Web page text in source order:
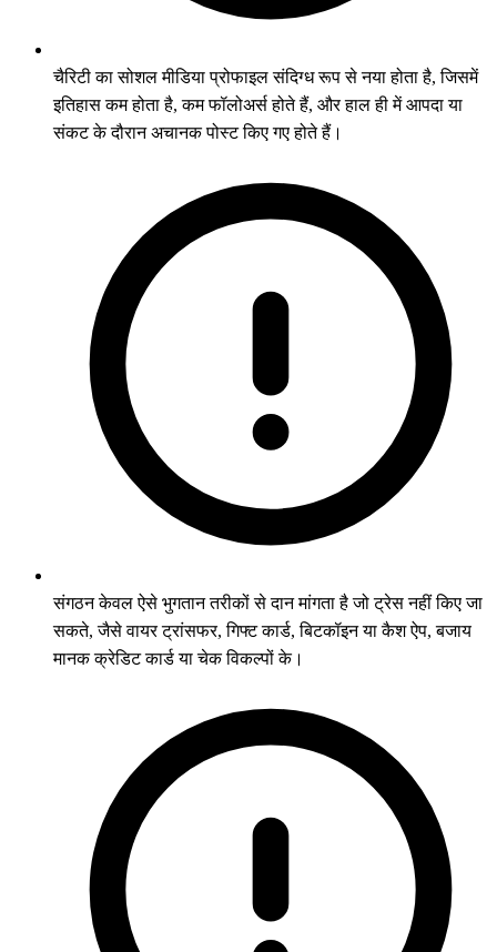
चैरिटी का सोशल मीडिया प्रोफाइल संदिग्ध रूप से नया होता है, जिसमें
इतिहास कम होता है, कम फॉलोअर्स होते हैं, और हाल ही में आपदा या
संकट के दौरान अचानक पोस्ट किए गए होते हैं।
संगठन केवल ऐसे भुगतान तरीकों से दान मांगता है जो ट्रेस नहीं किए जा
सकते, जैसे वायर ट्रांसफर, गिफ्ट कार्ड, बिटकॉइन या कैश ऐप, बजाय
मानक क्रेडिट कार्ड या चेक विकल्पों के।